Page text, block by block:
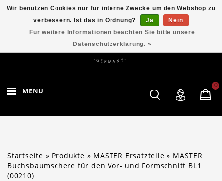
MENU
0
Startseite » Produkte » MASTER Ersatzteile » MASTER
Buchsbaumschere für den Vor- und Formschnitt BL1
(00210)
Wir benutzen Cookies nur für interne Zwecke um den Webshop zu
verbessern. Ist das in Ordnung?
Ja
Nein
Für weitere Informationen beachten Sie bitte unsere
Datenschutzerklärung. »